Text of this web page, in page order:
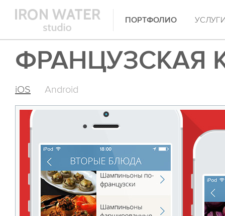
ПОРТФОЛИО
ФРАНЦУЗСКАЯ
iOS Android